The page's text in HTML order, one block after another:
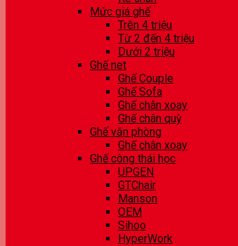
Mức giá ghế
Trên 4 triệu
Từ 2 đến 4 triệu
Dưới 2 triệu
Ghế net
Ghế Couple
Ghế Sofa
Ghế chân xoay
Ghế chân quỳ
Ghế văn phòng
Ghế chân xoay
Ghế công thái học
UPGEN
GTChair
Manson
OEM
Sihoo
HyperWork